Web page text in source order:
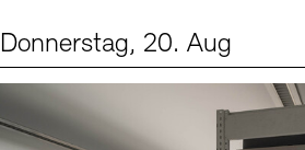
Donnerstag, 20. Aug